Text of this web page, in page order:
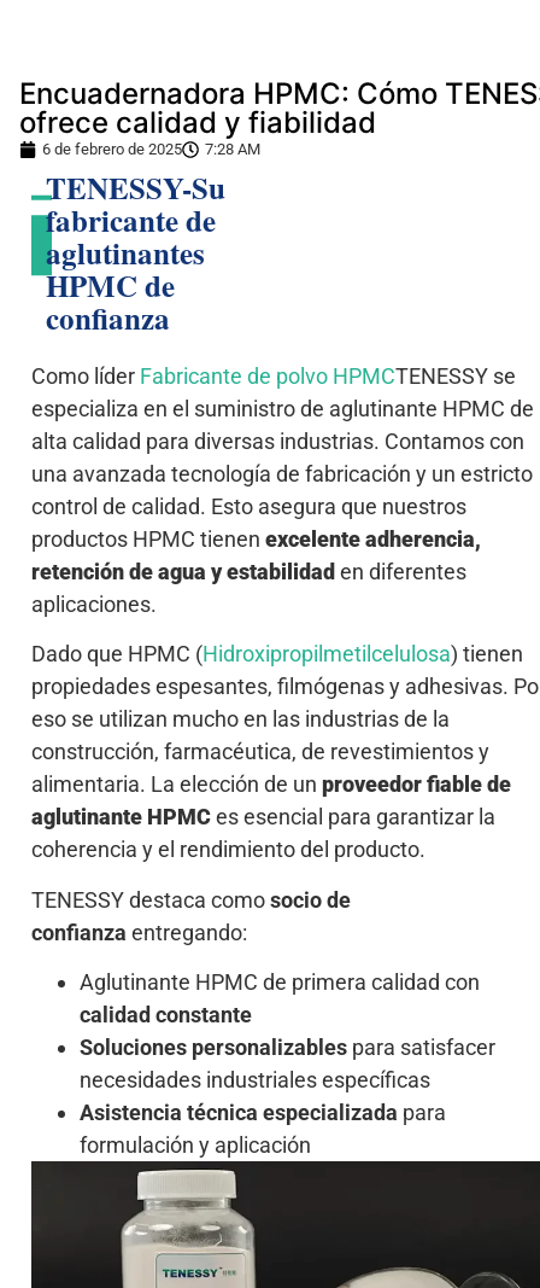
Encuadernadora HPMC: Cómo
ofrece calidad y fiabilidad
6 de febrero de 2025 7:28 AM
TENESSY-Su
fabricante de
aglutinantes
HPMC de
confianza
Como líder Fabricante de polvo HPMCTENESSY se
especializa en el suministro de aglutinante HPMC de
alta calidad para diversas industrias. Contamos con
una avanzada tecnología de fabricación y un estricto
control de calidad. Esto asegura que nuestros
productos HPMC tienen excelente adherencia,
retención de agua y estabilidad en diferentes
aplicaciones.
Dado que HPMC (Hidroxipropilmetilcelulosa) tienen
propiedades espesantes, filmógenas y adhesivas.
eso se utilizan mucho en las industrias de la
construcción, farmacéutica, de revestimientos y
alimentaria. La elección de un proveedor fiable de
aglutinante HPMCes esencial para garantizar la
coherencia y el rendimiento del producto.
TENESSY destaca comosocio de
confianza entregando:
Aglutinante HPMC de primera calidad con
calidad constante
Soluciones personalizables para satisfacer
necesidades industriales específicas
Asistencia técnica especializada para
formulación y aplicación